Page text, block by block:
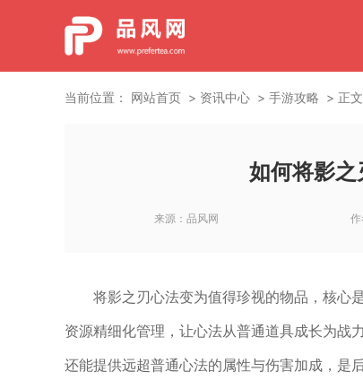
当前位置： 网站首页 资讯中心 手游攻略 正文
如何将影
来源： 品风网 作
将影之刃心法变为值得珍视的物品，核心
资源精细化管理，让心法从普通道具成长为战
还能提供远超普通心法的属性与伤害加成，是